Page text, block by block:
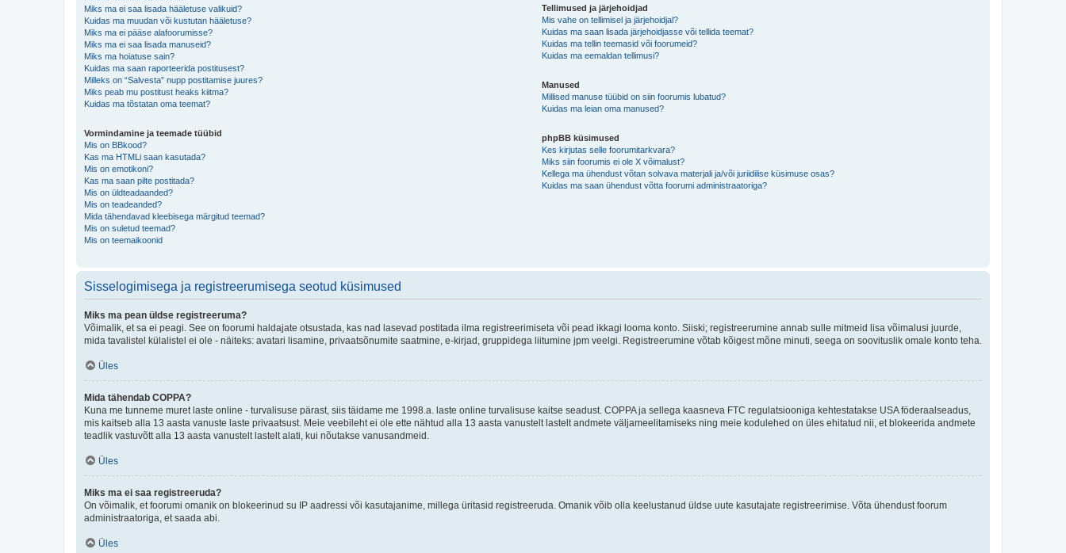
Miks ma ei saa lisada hääletuse valikuid?
Kuidas ma muudan või kustutan hääletuse?
Miks ma ei pääse alafoorumisse?
Miks ma ei saa lisada manuseid?
Miks ma hoiatuse sain?
Kuidas ma saan raporteerida postitusest?
Milleks on “Salvesta” nupp postitamise juures?
Miks peab mu postitust heaks kiitma?
Kuidas ma tõstatan oma teemat?
Vormindamine ja teemade tüübid
Mis on BBkood?
Kas ma HTMLi saan kasutada?
Mis on emotikoni?
Kas ma saan pilte postitada?
Mis on üldteadaanded?
Mis on teadeanded?
Mida tähendavad kleebisega märgitud teemad?
Mis on suletud teemad?
Mis on teemaikoonid
Tellimused ja järjehoidjad
Mis vahe on tellimisel ja järjehoidjal?
Kuidas ma saan lisada järjehoidjasse või tellida teemat?
Kuidas ma tellin teemasid või foorumeid?
Kuidas ma eemaldan tellimusi?
Manused
Millised manuse tüübid on siin foorumis lubatud?
Kuidas ma leian oma manused?
phpBB küsimused
Kes kirjutas selle foorumitarkvara?
Miks siin foorumis ei ole X võimalust?
Kellega ma ühendust võtan solvava materjali ja/või juriidilise küsimuse osas?
Kuidas ma saan ühendust võtta foorumi administraatoriga?
Sisselogimisega ja registreerumisega seotud küsimused
Miks ma pean üldse registreeruma?
Võimalik, et sa ei peagi. See on foorumi haldajate otsustada, kas nad lasevad postitada ilma registreerimiseta või pead ikkagi looma konto. Siiski; registreerumine annab sulle mitmeid lisa võimalusi juurde,
mida tavalistel külalistel ei ole - näiteks: avatari lisamine, privaatsõnumite saatmine, e-kirjad, gruppidega liitumine jpm veelgi. Registreerumine võtab kõigest mõne minuti, seega on soovituslik omale konto teha.
Üles
Mida tähendab COPPA?
Kuna me tunneme muret laste online - turvalisuse pärast, siis täidame me 1998.a. laste online turvalisuse kaitse seadust. COPPA ja sellega kaasneva FTC regulatsiooniga kehtestatakse USA föderaalseadus,
mis kaitseb alla 13 aasta vanuste laste privaatsust. Meie veebileht ei ole ette nähtud alla 13 aasta vanustelt lastelt andmete väljameelitamiseks ning meie kodulehed on üles ehitatud nii, et blokeerida andmete
teadlik vastuvõtt alla 13 aasta vanustelt lastelt alati, kui nõutakse vanusandmeid.
Üles
Miks ma ei saa registreeruda?
On võimalik, et foorumi omanik on blokeerinud su IP aadressi või kasutajanime, millega üritasid registreeruda. Omanik võib olla keelustanud üldse uute kasutajate registreerimise. Võta ühendust foorum
administraatoriga, et saada abi.
Üles